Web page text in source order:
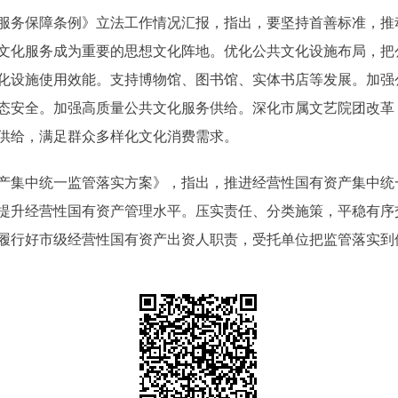
障条例》立法工作情况汇报，指出，要坚持首善标准，推
化服务成为重要的思想文化阵地。优化公共文化设施布局，
设施使用效能。支持博物馆、图书馆、实体书店等发展。加
安全。加强高质量公共文化服务供给。深化市属文艺院团改
，满足群众多样化文化消费需求。
统一监管落实方案》，指出，推进经营性国有资产集中统
升经营性国有资产管理水平。压实责任、分类施策，平稳有
行好市级经营性国有资产出资人职责，受托单位把监管落实